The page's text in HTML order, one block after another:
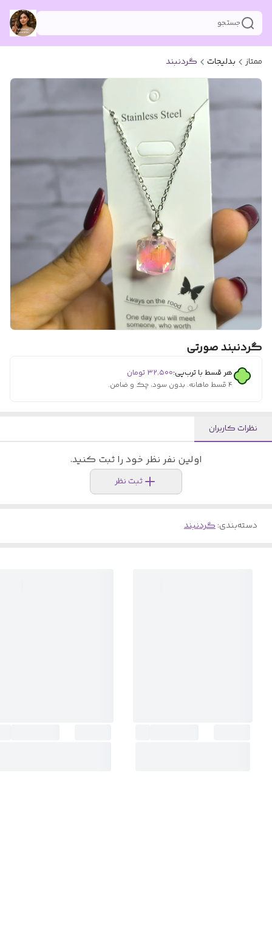
جستجو
ممتاز بدلیجات گردنبند
گردنبند صورتی
هر قسط با ترب‌پی:۳۲٬۵۰۰ تومان
۴ قسط ماهانه. بدون سود، چک و ضامن.
نظرات کاربران
اولین نفر نظر خود را ثبت کنید.
ثبت نظر
دسته‌بندی:گردنبند